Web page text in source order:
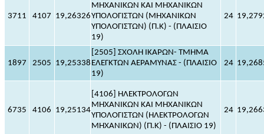
3711 4107 19,26326
ΜΗΧΑΝΙΚΩΝ ΚΑΙ ΜΗΧΑΝΙΚΩΝ
ΥΠΟΛΟΓΙΣΤΩΝ (ΜΗΧΑΝΙΚΩΝ
ΥΠΟΛΟΓΙΣΤΩΝ) (Π.Κ) - (ΠΛΑΙΣΙΟ
19)
24
1897 2505 19,25338
[2505] ΣΧΟΛΗ ΙΚΑΡΩΝ- ΤΜΗΜΑ
ΕΛΕΓΚΤΩΝ ΑΕΡΑΜΥΝΑΣ - (ΠΛΑΙΣΙΟ
19)
24
6735 4106 19,25134
[4106] ΗΛΕΚΤΡΟΛΟΓΩΝ
ΜΗΧΑΝΙΚΩΝ ΚΑΙ ΜΗΧΑΝΙΚΩΝ
ΥΠΟΛΟΓΙΣΤΩΝ (ΗΛΕΚΤΡΟΛΟΓΩΝ
ΜΗΧΑΝΙΚΩΝ) (Π.Κ) - (ΠΛΑΙΣΙΟ 19)
24